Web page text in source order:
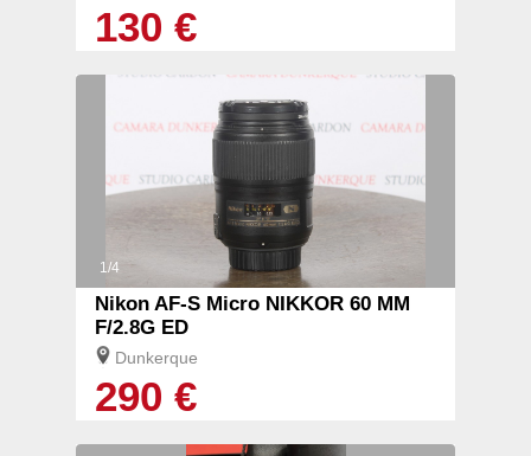
130 €
1/4
Nikon AF-S Micro NIKKOR 60 MM
F/2.8G ED
Dunkerque
290 €